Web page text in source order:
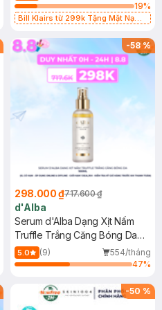
19%
Bill Klairs từ 299k Tặng Mặt Nạ
25ml (SL Có Hạn)
-58%
298.000 ₫717.600 ₫
d'Alba
Serum d'Alba Dạng Xịt Nấm
Truffle Trắng Căng Bóng Da
100ml
5.0 (9)
554/tháng
47%
-50 %